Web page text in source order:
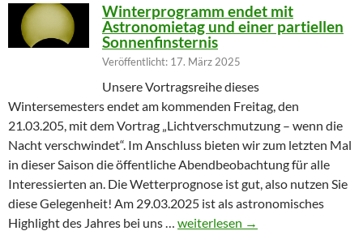
Winterprogramm endet mit
Astronomietag und einer partiellen
Sonnenfinsternis
Veröffentlicht: 17. März 2025
Unsere Vortragsreihe dieses
Wintersemesters endet am kommenden Freitag, den
21.03.205, mit dem Vortrag „Lichtverschmutzung – wenn die
Nacht verschwindet“. Im Anschluss bieten wir zum letzten Mal
in dieser Saison die öffentliche Abendbeobachtung für alle
Interessierten an. Die Wetterprognose ist gut, also nutzen Sie
diese Gelegenheit! Am 29.03.2025 ist als astronomisches
Highlight des Jahres bei uns … Winterprogramm endet mit
weiterlesen →